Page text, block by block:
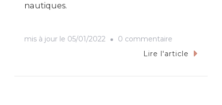
nautiques.
mis à jour le 05/01/2022 0 commentaire
Quelles
Lire l'article